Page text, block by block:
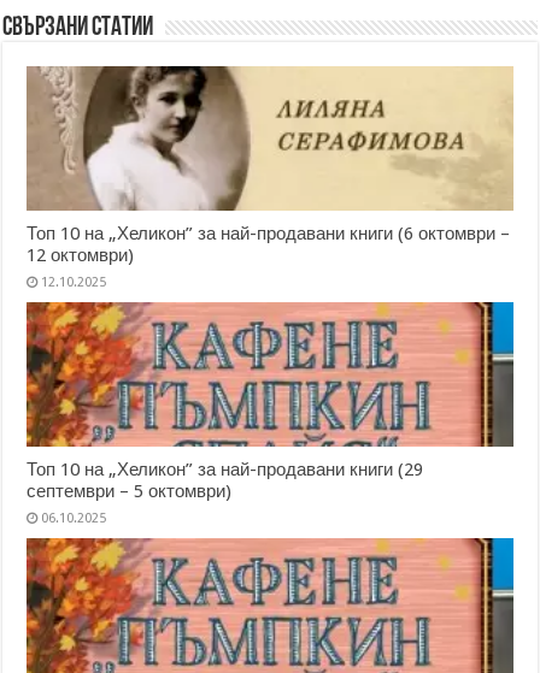
Свързани статии
Топ 10 на „Хеликон” за най-продавани книги (6 октомври –
12 октомври)
12.10.2025
Топ 10 на „Хеликон” за най-продавани книги (29
септември – 5 октомври)
06.10.2025